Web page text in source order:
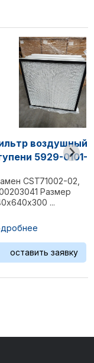
Фильтр
тумана
Взамен
190 мм, высота
Пористость
подробнее
оставить